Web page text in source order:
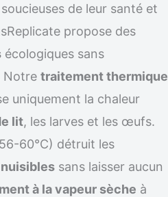
de leur santé et
propose des
écologiques sans
Notre traitement thermique
uniquement la chaleur
lit, les larves et les œufs.
60°C) détruit les
nuisibles sans laisser aucun
à la vapeur sèche à